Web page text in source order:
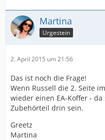
Martina
Urgestein
2. April 2015 um 21:56
Das ist noch die Frage!
Wenn Russell die 2. Seite
wieder einen EA-Koffer -
Zubehörteil drin sein.
Greetz
Martina